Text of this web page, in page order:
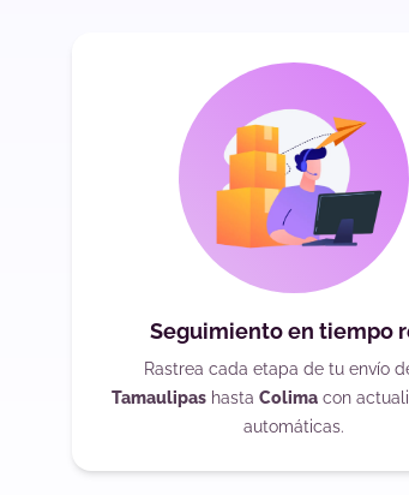
Seguimiento en tiempo
Rastrea cada etapa de tu envío
Tamaulipashasta Colimacon
automáticas.